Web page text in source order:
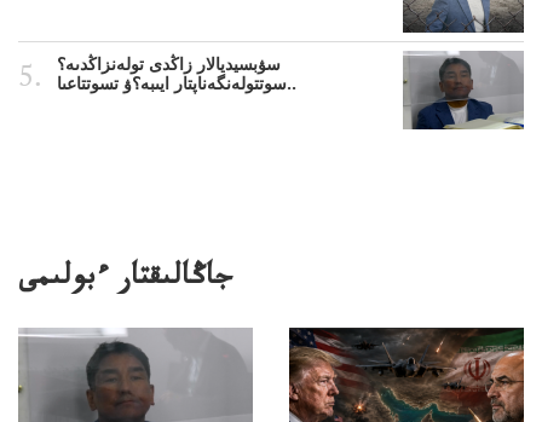
سۋبسيديالار زاڭدى تولەنزاڭدىە؟
سوتتولەنگەناپتار ايىبە؟ۋ تسوتتاعىا..
جاڭالىقتار ءبولىمى